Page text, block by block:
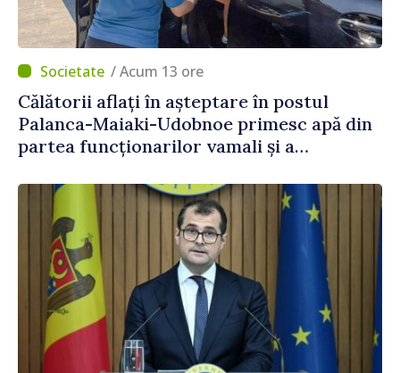
/ Acum 13 ore
Călătorii aflați în așteptare în postul
Palanca-Maiaki-Udobnoe primesc apă din
partea funcționarilor vamali și a